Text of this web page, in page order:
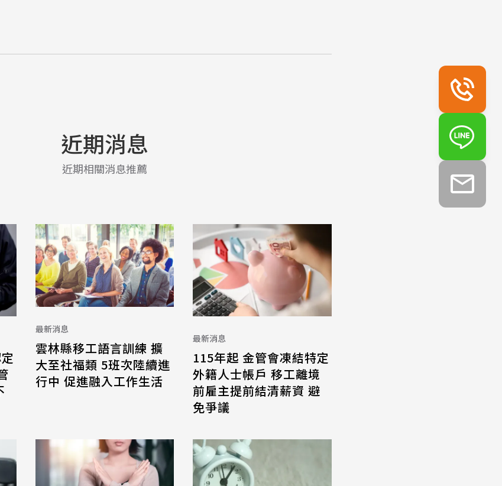
近期消息
近期相關消息推薦
最新消息
雲林縣移工語言訓練 擴
大至社福類 5班次陸續進
行中 促進融入工作生活
最新消息
115年起 金管會凍結特定
外籍人士帳戶 移工離境
前雇主提前結清薪資 避
免爭議